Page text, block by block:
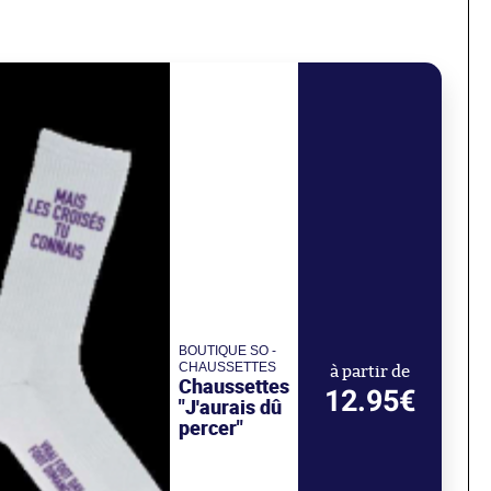
BOUTIQUE SO -
CHAUSSETTES
Chaussettes
"J'aurais dû
percer"
à partir de
12.95€